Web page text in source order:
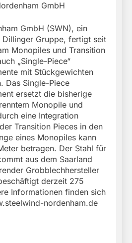
GmbH
GmbH (SWN), ein
Dillinger Gruppe, fertigt seit
Monopiles und Transition
„Single-Piece“
mit Stückgewichten
Das Single-Piece
ersetzt die bisherige
Monopile und
eine Integration
Transition Pieces in den
eines Monopiles kann
betragen. Der Stahl für
aus dem Saarland
Grobblechhersteller
derzeit 275
Informationen finden sich
nordenham.de